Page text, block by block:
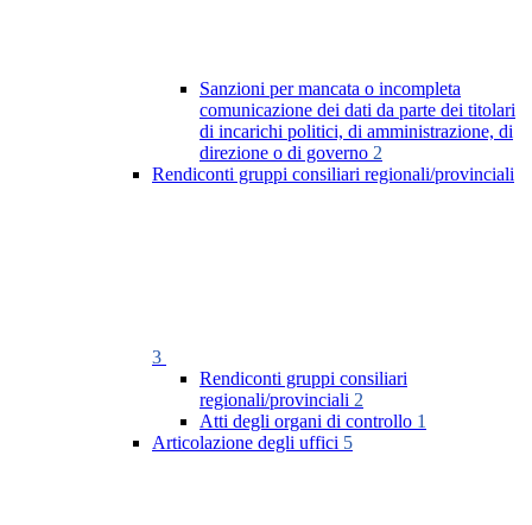
Sanzioni per mancata o incompleta
comunicazione dei dati da parte dei titolari
di incarichi politici, di amministrazione, di
direzione o di governo 2
Rendiconti gruppi consiliari regionali/provinciali
3
Rendiconti gruppi consiliari
regionali/provinciali 2
Atti degli organi di controllo 1
Articolazione degli uffici 5